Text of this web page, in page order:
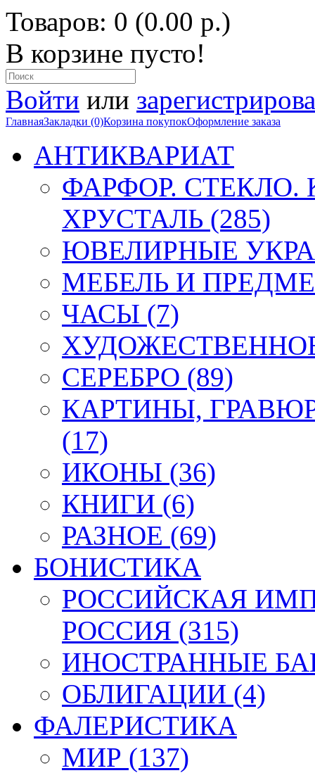
Товаров: 0 (0.00 р.)
В корзине пусто!
Войти или
ГлавнаяЗакладки (0)Корзина покупокОформление заказа
АНТИКВАРИАТ
ФАРФОР.
ХРУСТАЛЬ (285)
ЮВЕЛИРНЫЕ
МЕБЕЛЬ И
ЧАСЫ (7)
СЕРЕБРО (89)
КАРТИНЫ,
(17)
ИКОНЫ (36)
КНИГИ (6)
РАЗНОЕ (69)
БОНИСТИКА
РОССИЙСКАЯ
РОССИЯ (315)
ИНОСТРАННЫЕ
ОБЛИГАЦИИ (4)
ФАЛЕРИСТИКА
МИР (137)